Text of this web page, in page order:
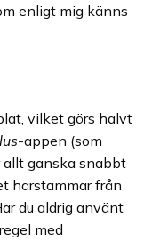
enligt mig känns
vilket görs halvt
-appen (som
allt ganska snabbt
härstammar från
du aldrig använt
med